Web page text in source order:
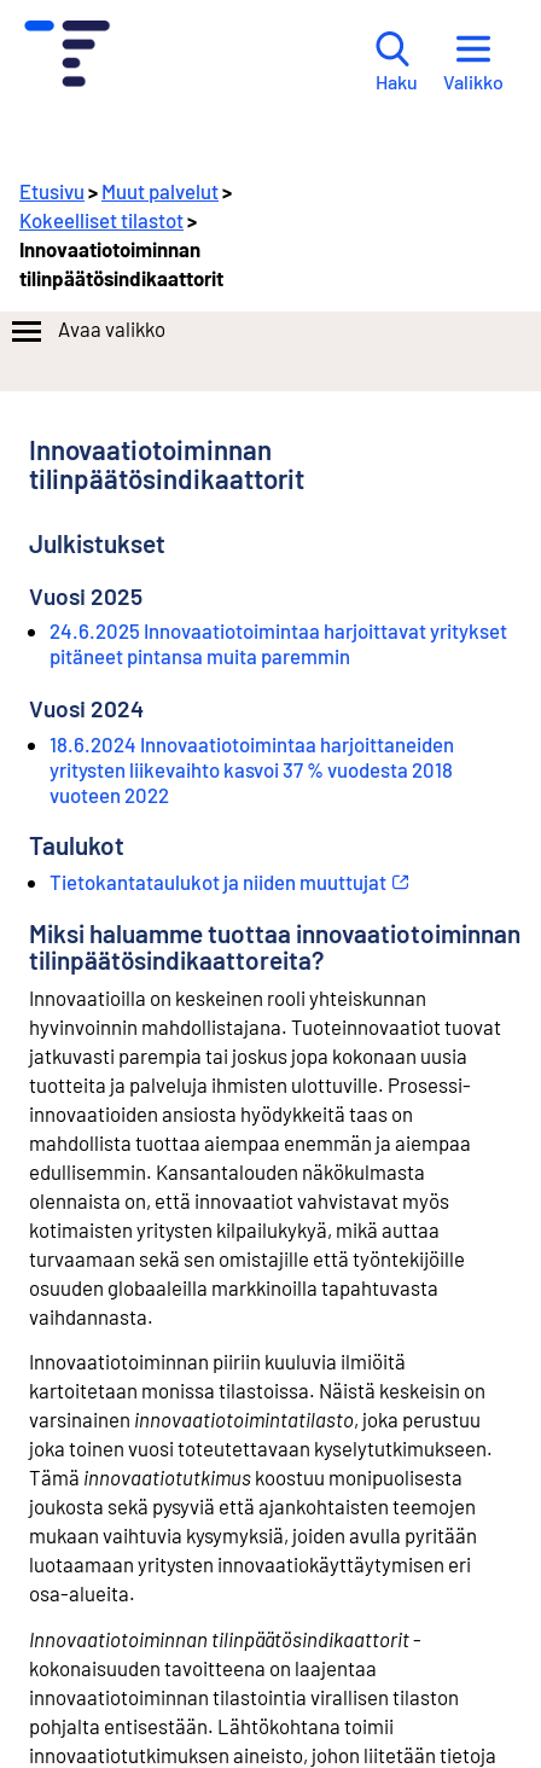
Haku Valikko
Etusivu > Muut palvelut>
Kokeelliset tilastot>
Innovaatiotoiminnan
tilinpäätösindikaattorit
Avaa valikko
Innovaatiotoiminnan
tilinpäätösindikaattorit
Julkistukset
Vuosi 2025
24.6.2025 Innovaatiotoimintaa harjoittavat yritykset
pitäneet pintansa muita paremmin
Vuosi 2024
18.6.2024 Innovaatiotoimintaa harjoittaneiden
yritysten liikevaihto kasvoi 37 % vuodesta 2018
vuoteen 2022
Taulukot
Tietokantataulukot ja niiden muuttujat
Miksi haluamme tuottaa innovaatiotoiminnan
tilinpäätösindikaattoreita?
Innovaatioilla on keskeinen rooli yhteiskunnan
hyvinvoinnin mahdollistajana. Tuoteinnovaatiot tuovat
jatkuvasti parempia tai joskus jopa kokonaan uusia
tuotteita ja palveluja ihmisten ulottuville. Prosessi-
innovaatioiden ansiosta hyödykkeitä taas on
mahdollista tuottaa aiempaa enemmän ja aiempaa
edullisemmin. Kansantalouden näkökulmasta
olennaista on, että innovaatiot vahvistavat myös
kotimaisten yritysten kilpailukykyä, mikä auttaa
turvaamaan sekä sen omistajille että työntekijöille
osuuden globaaleilla markkinoilla tapahtuvasta
vaihdannasta.
Innovaatiotoiminnan piiriin kuuluvia ilmiöitä
kartoitetaan monissa tilastoissa. Näistä keskeisin on
varsinainen innovaatiotoimintatilasto, joka perustuu
joka toinen vuosi toteutettavaan kyselytutkimukseen.
Tämä innovaatiotutkimus koostuu monipuolisesta
joukosta sekä pysyviä että ajankohtaisten teemojen
mukaan vaihtuvia kysymyksiä, joiden avulla pyritään
luotaamaan yritysten innovaatiokäyttäytymisen eri
osa-alueita.
Innovaatiotoiminnan tilinpäätösindikaattorit-
kokonaisuuden tavoitteena on laajentaa
innovaatiotoiminnan tilastointia virallisen tilaston
pohjalta entisestään. Lähtökohtana toimii
innovaatiotutkimuksen aineisto, johon liitetään tietoja